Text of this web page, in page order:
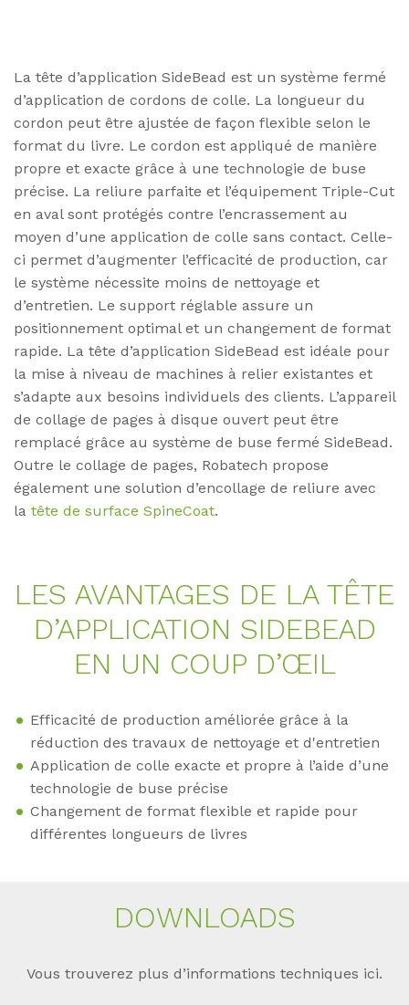
La tête d’application SideBead est un système fermé
d’application de cordons de colle. La longueur du
cordon peut être ajustée de façon flexible selon le
format du livre. Le cordon est appliqué de manière
propre et exacte grâce à une technologie de buse
précise. La reliure parfaite et l’équipement Triple-Cut
en aval sont protégés contre l’encrassement au
moyen d’une application de colle sans contact. Celle-
ci permet d’augmenter l’efficacité de production, car
le système nécessite moins de nettoyage et
d’entretien. Le support réglable assure un
positionnement optimal et un changement de format
rapide. La tête d’application SideBead est idéale pour
la mise à niveau de machines à relier existantes et
s’adapte aux besoins individuels des clients. L’appareil
de collage de pages à disque ouvert peut être
remplacé grâce au système de buse fermé SideBead.
Outre le collage de pages, Robatech propose
également une solution d’encollage de reliure avec
la tête de surface SpineCoat.
LES AVAN­TA­GES DE LA TÊTE
D’­AP­P­LI­CA­TI­ON SI­DE­BE­AD
EN UN COUP D’ŒIL
Efficacité de production améliorée grâce à la
réduction des travaux de nettoyage et d'entretien
Application de colle exacte et propre à l’aide d’une
technologie de buse précise
Changement de format flexible et rapide pour
différentes longueurs de livres
DOWN­LOADS
Vous trouverez plus d’informations techniques ici.